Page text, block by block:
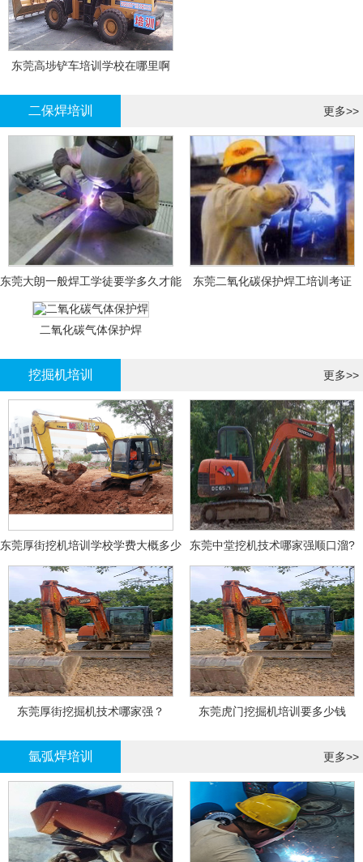
东莞高埗铲车培训学校在哪里啊
二保焊培训 更多>>
东莞大朗一般焊工学徒要学多久才能
拿证？
东莞二氧化碳保护焊工培训考证
二氧化碳气体保护焊
挖掘机培训 更多>>
东莞厚街挖机培训学校学费大概多少 东莞中堂挖机技术哪家强顺口溜?
东莞厚街挖掘机技术哪家强？ 东莞虎门挖掘机培训要多少钱
氩弧焊培训 更多>>